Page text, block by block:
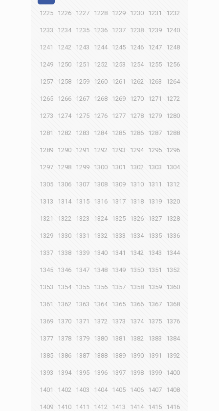
1225 1226 1227 1228 1229 1230 1231 1232
1233 1234 1235 1236 1237 1238 1239 1240
1241 1242 1243 1244 1245 1246 1247 1248
1249 1250 1251 1252 1253 1254 1255 1256
1257 1258 1259 1260 1261 1262 1263 1264
1265 1266 1267 1268 1269 1270 1271 1272
1273 1274 1275 1276 1277 1278 1279 1280
1281 1282 1283 1284 1285 1286 1287 1288
1289 1290 1291 1292 1293 1294 1295 1296
1297 1298 1299 1300 1301 1302 1303 1304
1305 1306 1307 1308 1309 1310 1311 1312
1313 1314 1315 1316 1317 1318 1319 1320
1321 1322 1323 1324 1325 1326 1327 1328
1329 1330 1331 1332 1333 1334 1335 1336
1337 1338 1339 1340 1341 1342 1343 1344
1345 1346 1347 1348 1349 1350 1351 1352
1353 1354 1355 1356 1357 1358 1359 1360
1361 1362 1363 1364 1365 1366 1367 1368
1369 1370 1371 1372 1373 1374 1375 1376
1377 1378 1379 1380 1381 1382 1383 1384
1385 1386 1387 1388 1389 1390 1391 1392
1393 1394 1395 1396 1397 1398 1399 1400
1401 1402 1403 1404 1405 1406 1407 1408
1409 1410 1411 1412 1413 1414 1415 1416